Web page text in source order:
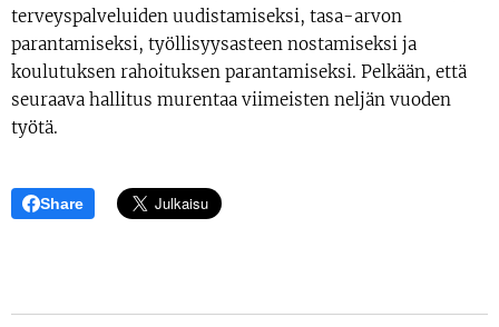
terveyspalveluiden uudistamiseksi, tasa-arvon
parantamiseksi, työllisyysasteen nostamiseksi ja
koulutuksen rahoituksen parantamiseksi. Pelkään, että
seuraava hallitus murentaa viimeisten neljän vuoden
työtä.
Share